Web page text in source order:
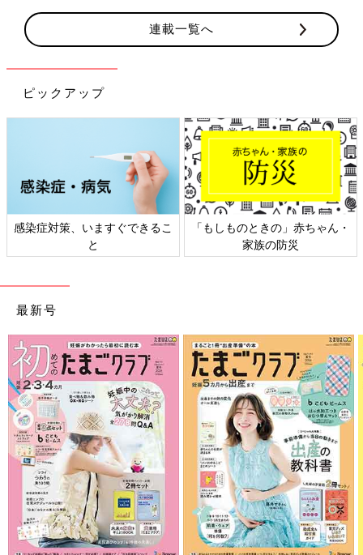
連載一覧へ
ピックアップ
のときの」赤ちゃん・
日本外来小児科学会リーフレッ
六星占
最新号